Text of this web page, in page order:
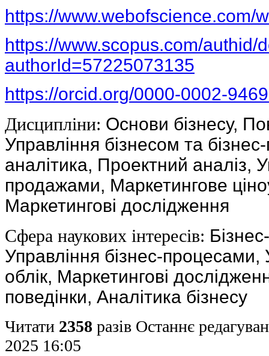
https://www.webofscience.com/
https://www.scopus.com/authid/
authorId=57225073135
https://orcid.org/0000-0002-
Дисципліни: Основи бізнесу,
Управління бізнесом та
аналітика, Проектний аналіз,
продажами, Маркетингове
Маркетингові дослідження
Сфера наукових інтересів:
Управління бізнес-процесами,
облік, Маркетингові
поведінки, Аналітика бізнесу
Читати 2358 разів Останнє
2025 16:05